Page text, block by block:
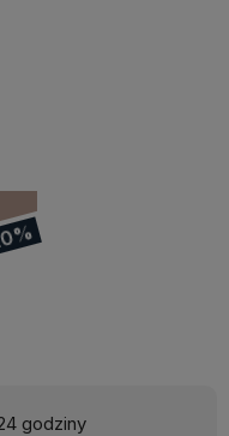
godziny